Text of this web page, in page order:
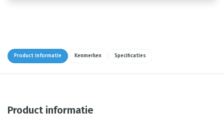
Product informatie Kenmerken Specificaties
Product informatie